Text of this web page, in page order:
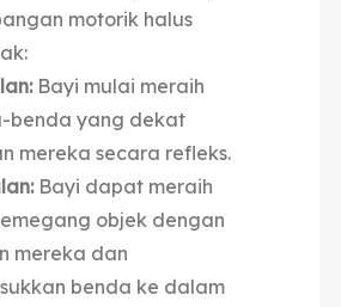
motorik halus
Bayi mulai meraih
benda yang dekat
mereka secara refleks.
Bayi dapat meraih
objek dengan
mereka dan
benda ke dalam